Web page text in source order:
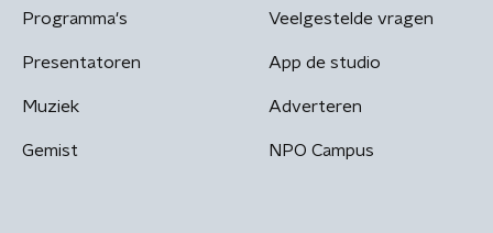
Programma's
Presentatoren
Muziek
Gemist
Veelgestelde vragen
App de studio
Adverteren
NPO Campus